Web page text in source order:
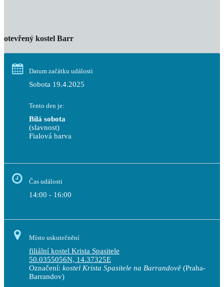
otevřený kostel Barr
Datum začátku události
Sobota 19.4.2025
Tento den je:
Bílá sobota
(slavnost)
Fialová barva
Čas události
14:00 - 16:00
Místo uskutečnění
filiální kostel Krista Spasitele
50.0355056N, 14.37325E
Označení: kostel Krista Spasitele na Barrandově (Praha-
Barrandov)